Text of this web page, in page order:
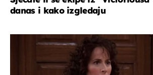
danas i kako izgledaju